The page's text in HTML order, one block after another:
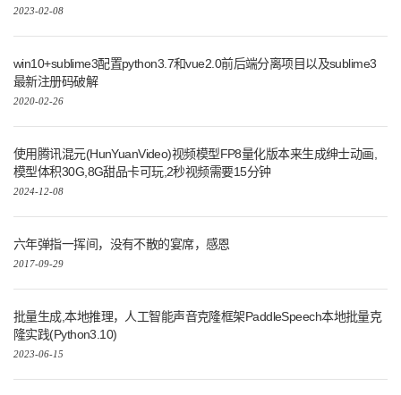
2023-02-08
win10+sublime3配置python3.7和vue2.0前后端分离项目以及sublime3
最新注册码破解
2020-02-26
使用腾讯混元(HunYuanVideo)视频模型FP8量化版本来生成绅士动画,
模型体积30G,8G甜品卡可玩,2秒视频需要15分钟
2024-12-08
六年弹指一挥间，没有不散的宴席，感恩
2017-09-29
批量生成,本地推理，人工智能声音克隆框架PaddleSpeech本地批量克
隆实践(Python3.10)
2023-06-15